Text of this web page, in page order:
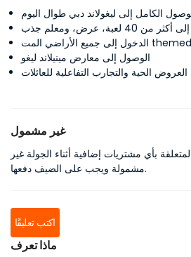
الكامل إلى ليغولاند دبي طوال اليوم
عرض، ومعلم جذب
الوصول إلى معارض مينيلاند ليغو
العروض الحية والتجارب التفاعلية للعائلات
غير مشمول
بأي مشتريات إضافية أثناء الجولة غير
مشمولة ويجب على الضيف دفعها.
اكتب تعليقًا
ماذا تعرف